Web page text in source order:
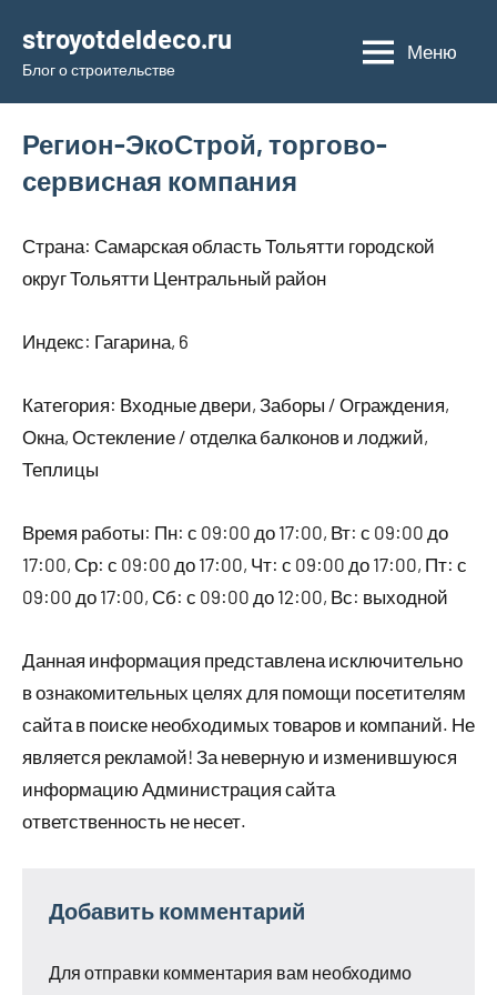
содержимому
stroyotdeldeco.ru
Блог о строительстве
Меню
Регион-ЭкоСтрой, торгово-
сервисная компания
Страна: Самарская область Тольятти городской
округ Тольятти Центральный район
Индекс: Гагарина, 6
Категория: Входные двери, Заборы / Ограждения,
Окна, Остекление / отделка балконов и лоджий,
Теплицы
Время работы: Пн: с 09:00 до 17:00, Вт: с 09:00 до
17:00, Ср: с 09:00 до 17:00, Чт: с 09:00 до 17:00, Пт: с
09:00 до 17:00, Сб: с 09:00 до 12:00, Вс: выходной
Данная информация представлена исключительно
в ознакомительных целях для помощи посетителям
сайта в поиске необходимых товаров и компаний. Не
является рекламой! За неверную и изменившуюся
информацию Администрация сайта
ответственность не несет.
Добавить комментарий
Для отправки комментария вам необходимо